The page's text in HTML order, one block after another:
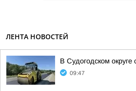
ЛЕНТА НОВОСТЕЙ
В Судогодском
09:47